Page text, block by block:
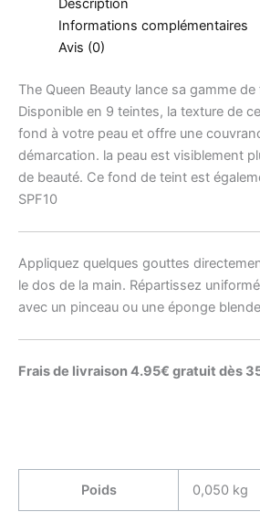
Description
Informations complémentaires
Avis (0)
The Queen Beauty lance sa gamme
Disponible en 9 teintes, la texture de
fond à votre peau et offre une
démarcation. la peau est visiblement
de beauté. Ce fond de teint est
SPF10
Appliquez quelques gouttes
le dos de la main. Répartissez
avec un pinceau ou une éponge
Frais de livraison 4.95€ gratuit dès
Poids
0,050 kg